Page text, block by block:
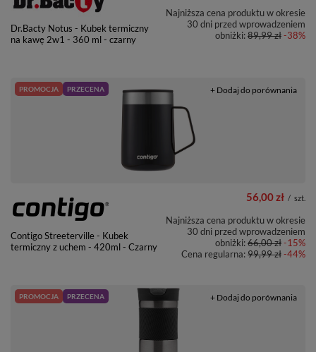
Dr.Bacty Notus - Kubek termiczny
na kawę 2w1 - 360 ml - czarny
Najniższa cena produktu w okresie
30 dni przed wprowadzeniem
obniżki:89,99 zł-38%
PROMOCJA PRZECENA
Contigo Streeterville - Kubek
termiczny z uchem - 420ml - Czarny
56,00 zł / szt.
Najniższa cena produktu w okresie
30 dni przed wprowadzeniem
obniżki:66,00 zł-15%
Cena regularna:99,99 zł-44%
+ Dodaj do porównania
PROMOCJA PRZECENA + Dodaj do porównania